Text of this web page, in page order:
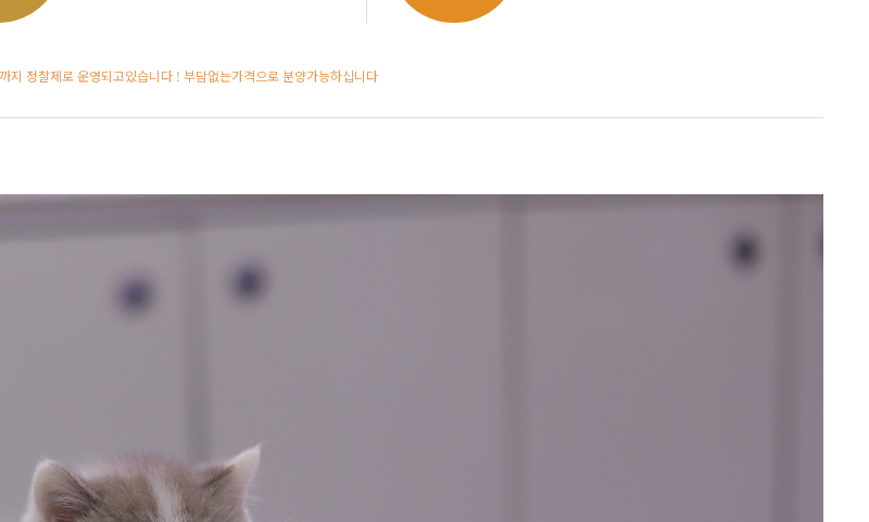
지 정찰제로 운영되고있습니다 ! 부담없는가격으로 분양가능하십니다